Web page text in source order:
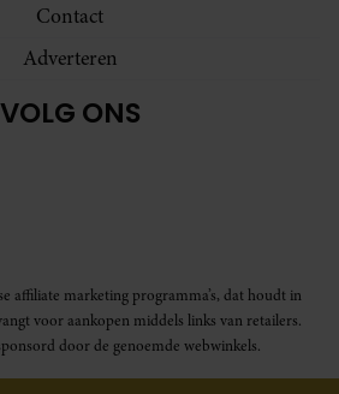
Contact
Adverteren
VOLG ONS
affiliate marketing programma’s, dat houdt in
voor aankopen middels links van retailers.
door de genoemde webwinkels.